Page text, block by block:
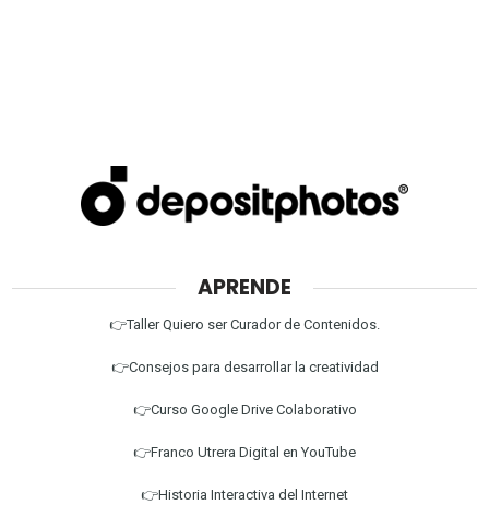
APRENDE
👉Taller Quiero ser Curador de Contenidos.
👉Consejos para desarrollar la creatividad
👉Curso Google Drive Colaborativo
👉Franco Utrera Digital en YouTube
👉Historia Interactiva del Internet